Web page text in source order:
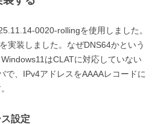
0020-rollingを使用しました。
実装しました。なぜDNS64かという
はCLATに対応していない
で、IPv4アドレスをAAAAレコードに
設定